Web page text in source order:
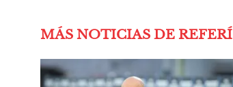
MÁS NOTICIAS DE REFERÍ